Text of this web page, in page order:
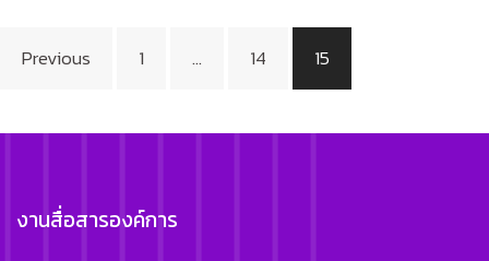
Posts
pagination
Previous 1 … 14 15
งานสื่อสารองค์การ